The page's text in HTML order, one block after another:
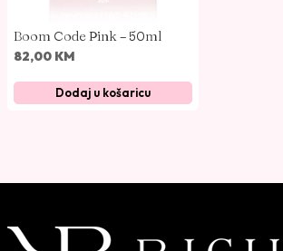
Boom Code Pink – 50ml
82,00 KM
Dodaj u košaricu